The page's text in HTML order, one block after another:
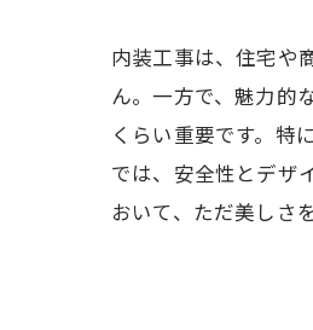
内装工事は、住宅や
ん。一方で、魅力的
くらい重要です。特
では、安全性とデザ
おいて、ただ美しさ